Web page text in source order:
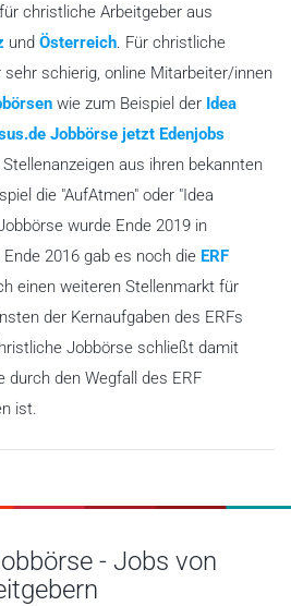
christliche Arbeitgeber aus
und Österreich . Für christliche
schierig, online Mitarbeiter/innen
wie zum Beispiel der Idea
Jobbörse jetzt Edenjobs
aus ihren bekannten
die "AufAtmen" oder "Idea
wurde Ende 2019 in
2016 gab es noch die ERF
einen weiteren Stellenmarkt für
der Kernaufgaben des ERFs
Jobbörse schließt damit
durch den Wegfall des ERF
ist.
- Jobs von